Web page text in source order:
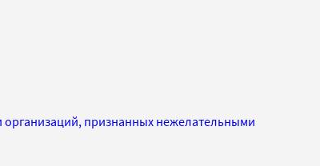
организаций, признанных нежелательными